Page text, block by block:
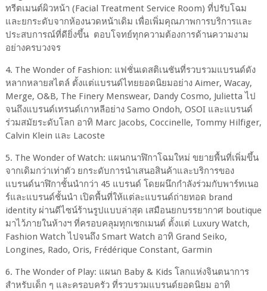
ทรีตเมนต์ผิวหน้า (Facial Treatment Service Room) ที่ปรับโฉม
และยกระดับจากห้องนวดหน้าเดิม เพื่อเพิ่มคุณภาพการบริการและ
ประสบการณ์ที่ดียิ่งขึ้น ตอบโจทย์ทุกความต้องการด้านความงาม
อย่างครบวงจร
4. The Wonder of Fashion: แฟชั่นเดสติเนชันที่รวบรวมแบรนด์ดัง
หลากหลายสไตล์ ตั้งแต่แบรนด์ไทยยอดนิยมอย่าง Aimer, Wacay,
Merge, O&B, The Finery Menswear, Dandy Cosmo, Julietta ไป
จนถึงแบรนด์เทรนด์เกาหลีอย่าง Samo Ondoh, OSOI และแบรนด์
ร่วมสมัยระดับโลก อาทิ Marc Jacobs, Coccinelle, Tommy Hilfiger,
Calvin Klein และ Lacoste
5. The Wonder of Watch: แผนกนาฬิกาโฉมใหม่ ขยายพื้นที่เพิ่มขึ้น
จากเดิมกว่าเท่าตัว ยกระดับการนำเสนอสินค้าและบริการของ
แบรนด์นาฬิกาชั้นนำกว่า 45 แบรนด์ โดยผนึกกำลังร่วมกับพาร์ทเนอ
ร์และแบรนด์ชั้นนำ เปิดพื้นที่ให้แต่ละแบรนด์ถ่ายทอด brand
identity ผ่านดีไซน์ร้านรูปแบบล่าสุด เสมือนยกบรรยากาศ boutique
มาไว้ภายในห้างฯ ที่ครอบคลุมทุกเซกเมนต์ ตั้งแต่ Luxury Watch,
Fashion Watch ไปจนถึง Smart Watch อาทิ Grand Seiko,
Longines, Rado, Oris, Frédérique Constant, Garmin
6. The Wonder of Play: แผนก Baby & Kids โลกแห่งจินตนาการ
สำหรับเด็ก ๆ และครอบครัว ที่รวบรวมแบรนด์ยอดนิยม อาทิ